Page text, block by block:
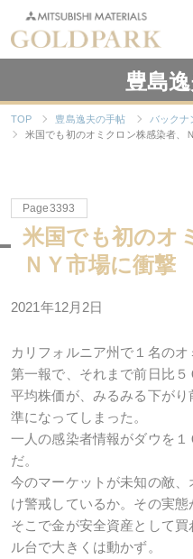
豊島
TOP 豊島逸夫の手帖
バックナ
米国でも初のオミクロン株感染者、
Page3393
米国でも初のオ
ＮＹ市場に衝撃
2021年12月2日
カリフォルニア州で１名の
第一報で、それまで前日比
平均株価が、みるみる下が
準になってしまった。
一人の感染者情報がダウを
だ。
今のマーケットが未知の敵
け警戒しているか。その実態
そこで金が安全資産として
ル台で大きくは動かず。